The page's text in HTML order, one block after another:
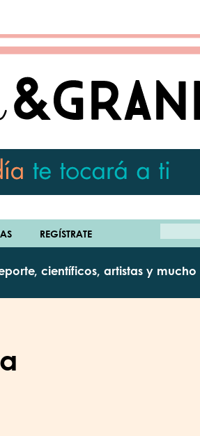
REGÍSTRATE
científicos, artistas y